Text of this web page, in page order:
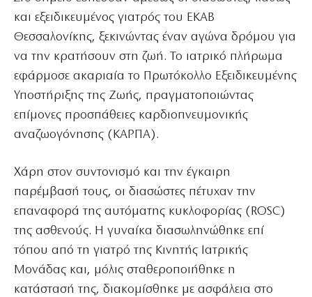
και εξειδικευμένος γιατρός του ΕΚΑΒ
Θεσσαλονίκης, ξεκινώντας έναν αγώνα δρόμου για
να την κρατήσουν στη ζωή. Το ιατρικό πλήρωμα
εφάρμοσε ακαριαία το Πρωτόκολλο Εξειδικευμένης
Υποστήριξης της Ζωής, πραγματοποιώντας
επίμονες προσπάθειες καρδιοπνευμονικής
αναζωογόνησης (ΚΑΡΠΑ).
Χάρη στον συντονισμό και την έγκαιρη
παρέμβασή τους, οι διασώστες πέτυχαν την
επαναφορά της αυτόματης κυκλοφορίας (ROSC)
της ασθενούς. Η γυναίκα διασωληνώθηκε επί
τόπου από τη γιατρό της Κινητής Ιατρικής
Μονάδας και, μόλις σταθεροποιήθηκε η
κατάστασή της, διακομίσθηκε με ασφάλεια στο